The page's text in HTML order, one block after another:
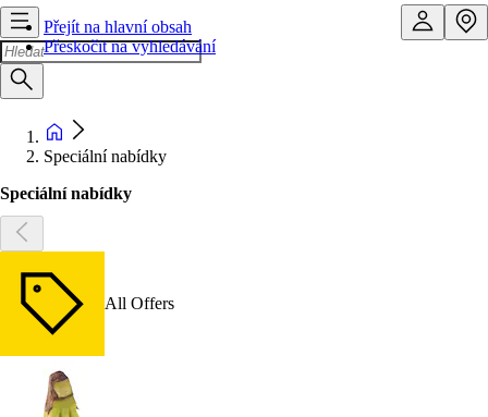
Přejít na hlavní obsah
Přeskočit na vyhledávání
Speciální nabídky
Speciální nabídky
All Offers